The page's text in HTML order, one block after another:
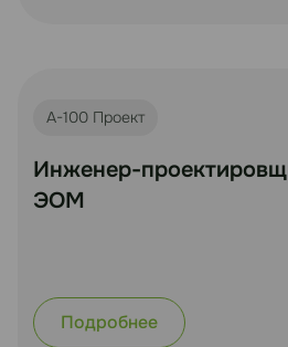
А-100 Проект
Инженер-
ЭОМ
Подробнее